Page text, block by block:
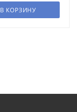
В КОРЗИНУ